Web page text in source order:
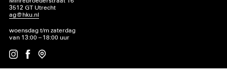
3512 GT Utrecht
ag@hku.nl
woensdag t/m zaterdag
van 13:00 – 18:00 uur